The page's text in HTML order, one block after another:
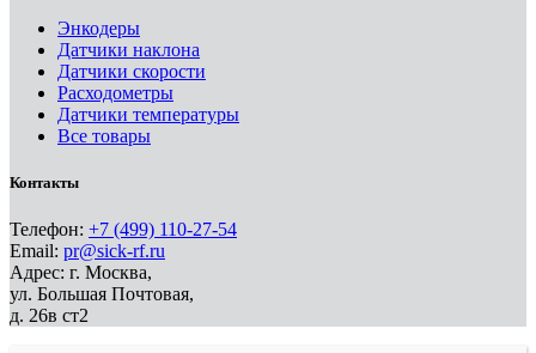
Энкодеры
Датчики наклона
Датчики скорости
Расходометры
Датчики температуры
Все товары
Контакты
Телефон: +7 (499) 110-27-54
Email: pr@sick-rf.ru
Адрес: г. Москва,
ул. Большая Почтовая,
д. 26в ст2